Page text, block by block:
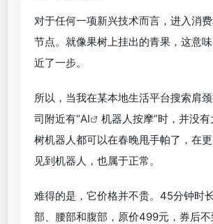
对于任何一项新兴技术而言，进入消
节点。就像果树上挂出的青果，这意
近了一步。
所以，当我在某本地生活平台搜索肩
司附近有“AI
机器人按摩”时，并没
树机器人都可以在春晚甩手帕了，在
见到机器人，也属于正常。
难得的是，它价格并不贵。45分钟时
部、腰部和腹部，原价499元，券后不